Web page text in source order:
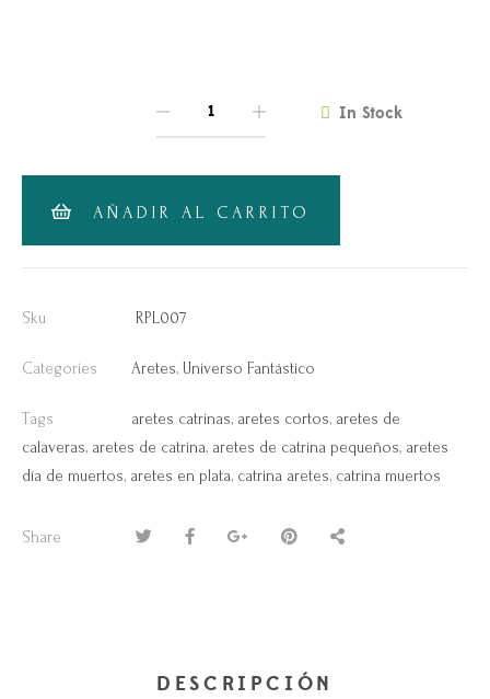
In Stock
AÑADIR AL CARRITO
Sku RPL007
Categories Aretes, Universo Fantástico
Tags aretes catrinas, aretes cortos, aretes de
calaveras, aretes de catrina, aretes de catrina pequeños, aretes
día de muertos, aretes en plata, catrina aretes, catrina muertos
Share
DESCRIPCIÓN